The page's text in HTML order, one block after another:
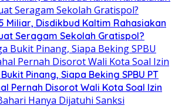
Miliar, Disdikbud Kaltim Rahasiakan
Seragam Sekolah Gratispol?
Pinang, Siapa Beking SPBU PT
Pernah Disorot Wali Kota Soal Izin